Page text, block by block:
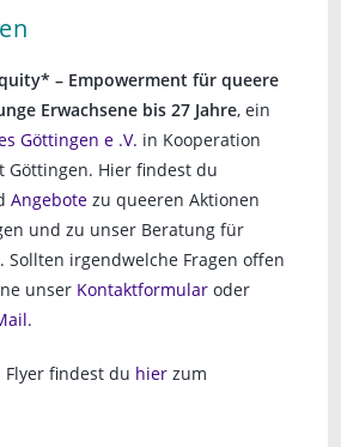
– Empowerment für queere
Erwachsene bis 27 Jahre, ein
Göttingen e .V. in Kooperation
Göttingen. Hier findest du
Angebote zu queeren Aktionen
und zu unser Beratung für
Sollten irgendwelche Fragen offen
unser Kontaktformular oder
.
findest du hier zum